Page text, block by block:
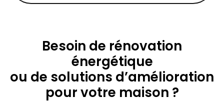
Besoin de rénovation
énergétique
ou de solutions d’amélioration
pour votre maison ?